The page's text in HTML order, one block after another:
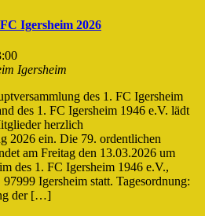
Igersheim 2026
Igersheim
des 1. FC Igersheim
des 1. FC Igersheim 1946 e.V. lädt
herzlich
2026 ein. Die 79. ordentlichen
am Freitag den 13.03.2026 um
des 1. FC Igersheim 1946 e.V.,
Igersheim statt. Tagesordnung:
der […]